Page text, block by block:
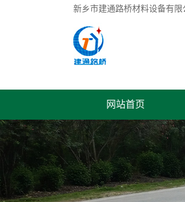
新乡市建通路桥材料设备有
网站首页
联系我们